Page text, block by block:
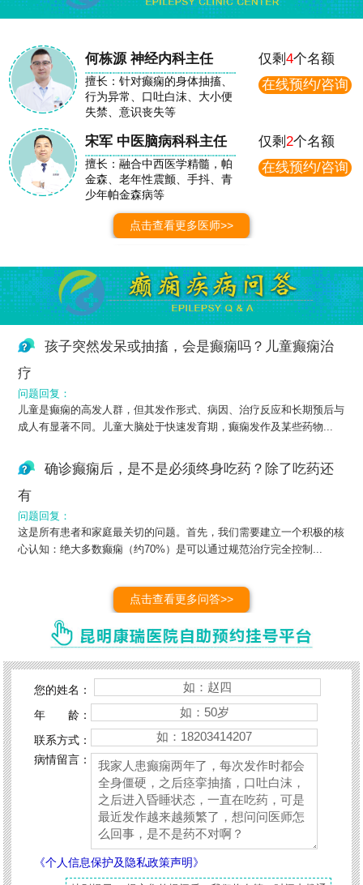
何栋源 神经内科主任
擅长：针对癫痫的身体抽搐、
行为异常、口吐白沫、大小便
失禁、意识丧失等
仅剩4个名额
在线预约/咨询
宋军 中医脑病科科主任
擅长：融合中西医学精髓，帕
金森、老年性震颤、手抖、青
少年帕金森病等
仅剩 2个名额
在线预约/咨询
点击查看更多医师>>
孩子突然发呆或抽搐，会是癫痫吗？儿童癫痫治
疗
问题回复：
儿童是癫痫的高发人群，但其发作形式、病因、治疗反应和长期预后与
成人有显著不同。儿童大脑处于快速发育期，癫痫发作及某些药物...
确诊癫痫后，是不是必须终身吃药？除了吃药还
有
问题回复：
这是所有患者和家庭最关切的问题。首先，我们需要建立一个积极的核
心认知：绝大多数癫痫（约70%）是可以通过规范治疗完全控制...
点击查看更多问答>>
您的姓名：
年 龄：
联系方式：
病情留言：
《个人信息保护及隐私政策声明》